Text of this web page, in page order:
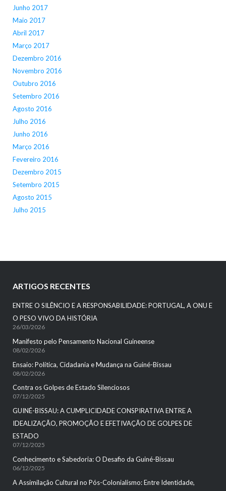
Junho 2017
Maio 2017
Abril 2017
Março 2017
Dezembro 2016
Novembro 2016
Outubro 2016
Setembro 2016
Agosto 2016
Julho 2016
Junho 2016
Março 2016
Fevereiro 2016
Dezembro 2015
Setembro 2015
Agosto 2015
Julho 2015
ARTIGOS RECENTES
ENTRE O SILÊNCIO E A RESPONSABILIDADE: PORTUGAL, A ONU E
O PESO VIVO DA HISTÓRIA
26/03/2026
Manifesto pelo Pensamento Nacional Guineense
08/02/2026
Ensaio: Política, Cidadania e Mudança na Guiné-Bissau
08/02/2026
Contra os Golpes de Estado Silenciosos
07/12/2025
GUINÉ-BISSAU: A CUMPLICIDADE CONSPIRATIVA ENTRE A
IDEALIZAÇÃO, PROMOÇÃO E EFETIVAÇÃO DE GOLPES DE
ESTADO
07/12/2025
Conhecimento e Sabedoria: O Desafio da Guiné-Bissau
06/12/2025
A Assimilação Cultural no Pós-Colonialismo: Entre Identidade,